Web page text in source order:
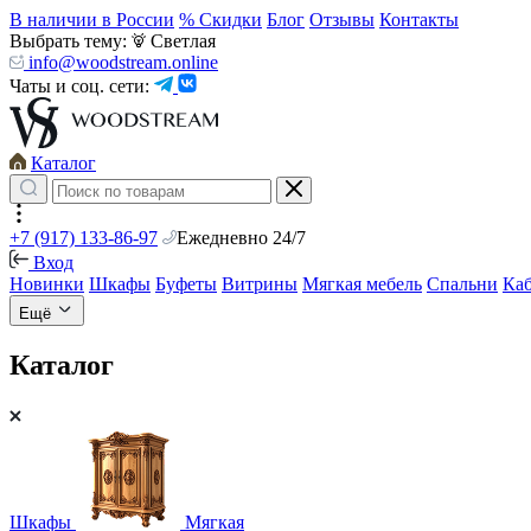
В наличии в России % Скидки Блог Отзывы Контакты
Выбрать тему:
Светлая
info@woodstream.online
Чаты и соц. сети:
Каталог
+7 (917) 133-86-97
Ежедневно 24/7
Вход
Новинки Шкафы Буфеты Витрины Мягкая мебель Спальни
Ещё
Каталог
Шкафы Мягкая